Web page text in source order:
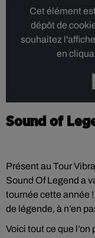
Cet élément
dépôt de
souhaitez
en
Sound of
Présent au Tour
Sound Of Legend a
tournée cette année
de légende, à n’en
Voici tout ce que